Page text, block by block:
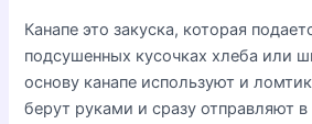
Канапе это закуска, которая
подсушенных кусочках хлеба или
основу канапе используют и
берут руками и сразу отправляют